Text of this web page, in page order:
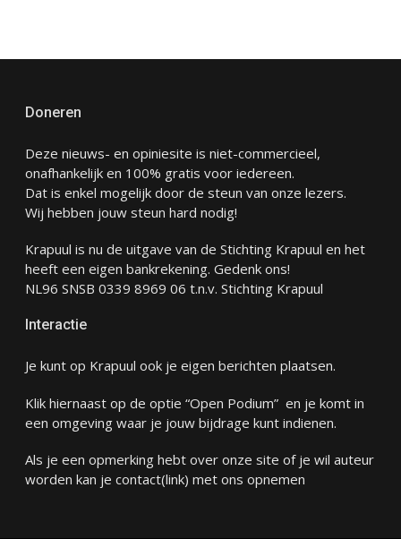
Doneren
Deze nieuws- en opiniesite is niet-commercieel,
onafhankelijk en 100% gratis voor iedereen.
Dat is enkel mogelijk door de steun van onze lezers.
Wij hebben jouw steun hard nodig!
Krapuul is nu de uitgave van de Stichting Krapuul en het
heeft een eigen bankrekening. Gedenk ons!
NL96 SNSB 0339 8969 06 t.n.v. Stichting Krapuul
Interactie
Je kunt op Krapuul ook je eigen berichten plaatsen.
Klik hiernaast op de optie “Open Podium” en je komt in
een omgeving waar je jouw bijdrage kunt indienen.
Als je een opmerking hebt over onze site of je wil auteur
worden kan je contact(link) met ons opnemen